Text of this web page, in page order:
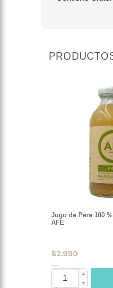
Jugo de Pera 100
AFE
$2.990
▲
▼